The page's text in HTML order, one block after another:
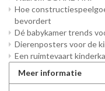
Hoe
bevordert
Dé babykamer trends
Dierenposters voor de
Een ruimtevaart
Meer informatie